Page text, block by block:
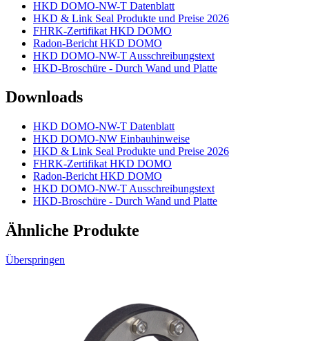
HKD DOMO-NW-T Datenblatt
HKD & Link Seal Produkte und Preise 2026
FHRK-Zertifikat HKD DOMO
Radon-Bericht HKD DOMO
HKD DOMO-NW-T Ausschreibungstext
HKD-Broschüre - Durch Wand und Platte
Downloads
HKD DOMO-NW-T Datenblatt
HKD DOMO-NW Einbauhinweise
HKD & Link Seal Produkte und Preise 2026
FHRK-Zertifikat HKD DOMO
Radon-Bericht HKD DOMO
HKD DOMO-NW-T Ausschreibungstext
HKD-Broschüre - Durch Wand und Platte
Ähnliche Produkte
Überspringen